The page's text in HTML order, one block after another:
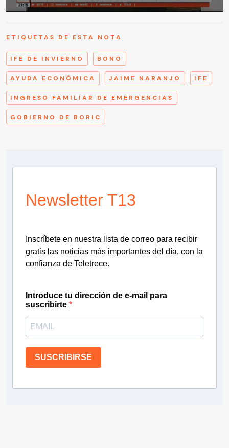
ETIQUETAS DE ESTA NOTA
IFE DE INVIERNO BONO
AYUDA ECONÓMICA JAIME NARANJO IFE
INGRESO FAMILIAR DE EMERGENCIAS
GOBIERNO DE BORIC
Newsletter T13
Inscríbete en nuestra lista de correo para recibir
gratis las noticias más importantes del día, con la
confianza de Teletrece.
Introduce tu dirección de e-mail para
suscribirte
SUSCRIBIRSE